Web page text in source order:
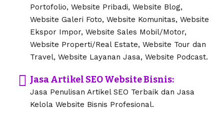
Portofolio, Website Pribadi, Website Blog,
Website Galeri Foto, Website Komunitas, Website
Ekspor Impor, Website Sales Mobil/Motor,
Website Properti/Real Estate, Website Tour dan
Travel, Website Layanan Jasa, Website Podcast.
Jasa Artikel SEO Website Bisnis:
Jasa Penulisan Artikel SEO Terbaik dan Jasa
Kelola Website Bisnis Profesional.